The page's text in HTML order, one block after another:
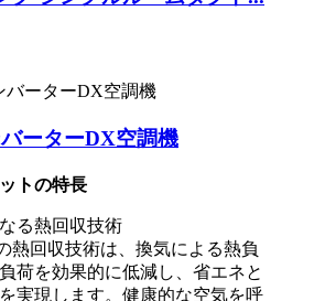
ーターDX空調機
トの特長
る熱回収技術
熱回収技術は、換気による熱負
荷を効果的に低減し、省エネと
実現します。健康的な空気を呼